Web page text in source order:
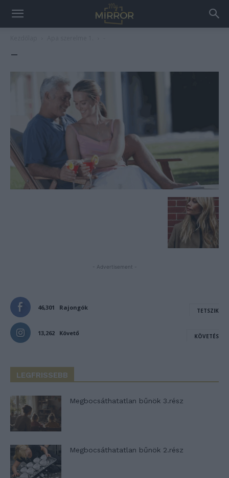
–
- Advertisement -
46,301 Rajongók TETSZIK
13,262 Követő KÖVETÉS
LEGFRISSEBB
Megbocsáthatatlan bűnök 3.rész
Megbocsáthatatlan bűnök 2.rész